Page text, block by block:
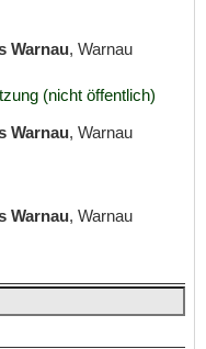
Warnau, Warnau
(nicht öffentlich)
Warnau, Warnau
Warnau, Warnau